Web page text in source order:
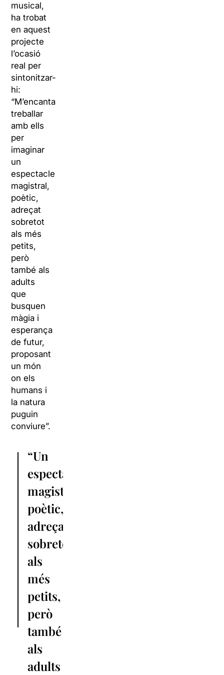
musical,
ha trobat
en aquest
projecte
l’ocasió
real per
sintonitzar-
hi:
“M’encanta
treballar
amb ells
per
imaginar
un
espectacle
magistral,
poètic,
adreçat
sobretot
als més
petits,
però
també als
adults
que
busquen
màgia i
esperança
de futur,
proposant
un món
on els
humans i
la natura
puguin
conviure”.
“Un
espectacle
magistral,
poètic,
adreçat
sobretot
als
més
petits,
però
també
als
adults